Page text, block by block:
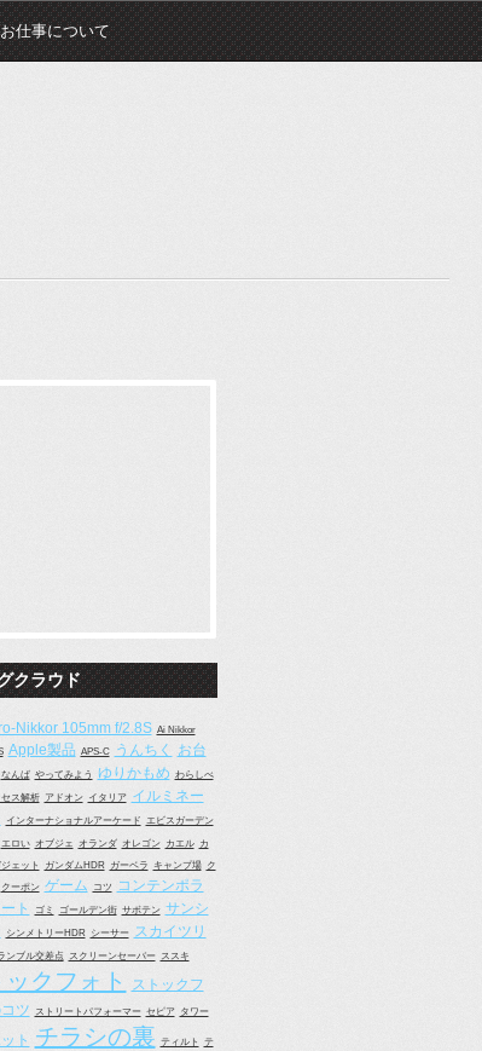
お仕事について
クラウド
Nikkor 105mm f/2.8S Ai Nikkor
Apple製品 APS-C うんちく
お台
なんば やってみよう ゆりかもめ わらしべ
セス解析 アドオン イタリア
イルミネー
インターナショナルアーケード エビスガーデン
エロい オブジェ オランダ オレゴン カエル
カ
ジェット ガンダムHDR ガーベラ キャンプ場
ク
クーポン ゲーム コツ
コンテンポラ
ト
ゴミ ゴールデン街 サボテン サンシ
シンメトリーHDR シーサー
スカイツリ
ンブル交差点 スクリーンセーバー ススキ
ックフォト
ストックフ
ツ
ストリートパフォーマー セピア タワー
ト チラシの裏 ティルト テ